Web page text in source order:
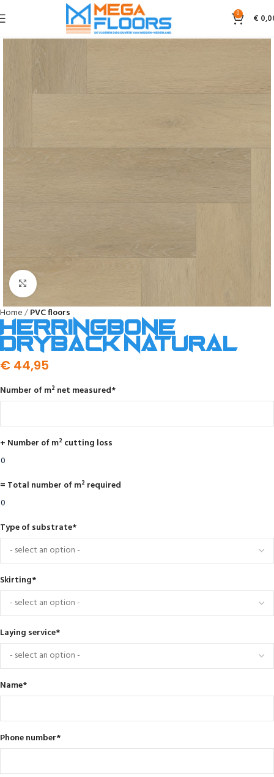
0 €
Home PVC floors
Herringbone
dryback natural
€ 44,95
Number of m² net measured*
+ Number of m² cutting loss
= Total number of m² required
Type of substrate*
Skirting*
Laying service*
Name*
Phone number*
Click to enlarge